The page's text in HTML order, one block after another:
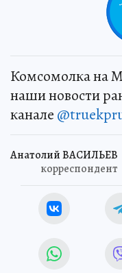
Комсомолка на
наши новости
канале
Анатолий ВАСИЛЬЕВ
корреспондент